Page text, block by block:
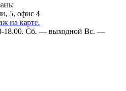
5, офис 4
на карте.
18.00. Сб. — выходной Вс. —